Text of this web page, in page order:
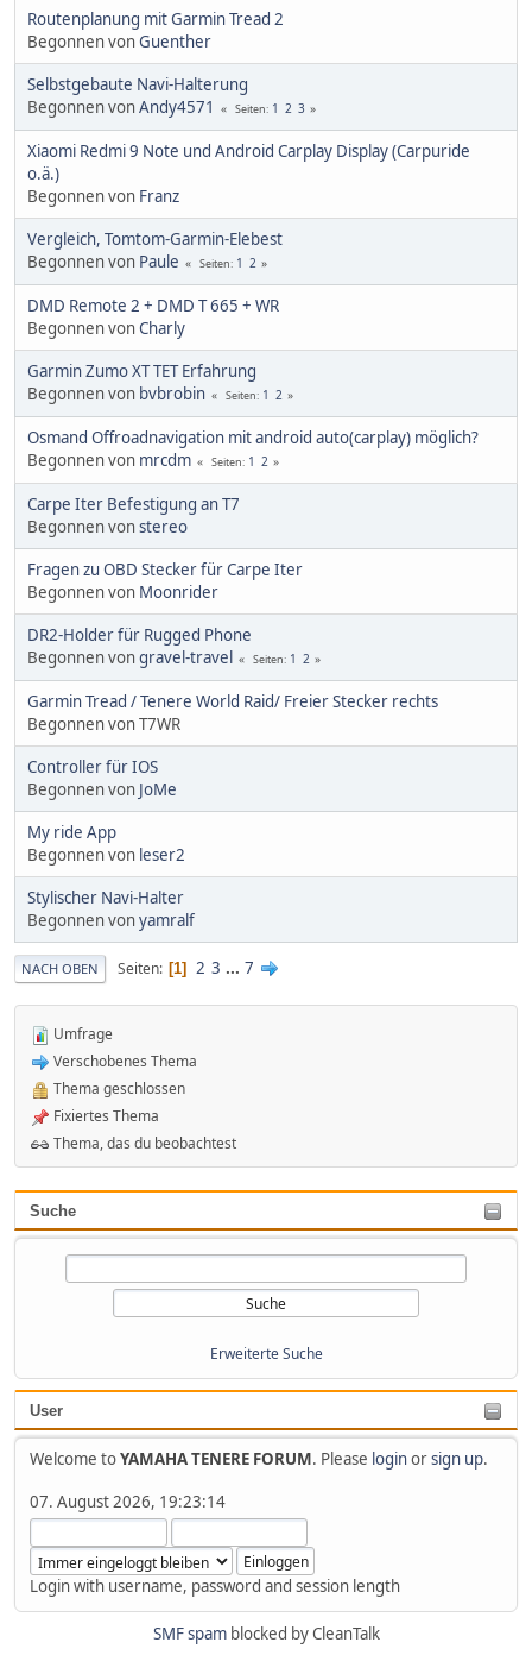
Suche
Erweiterte Suche
User
Welcome toYAMAHA TENERE FORUM. Please loginorsign up.
07. August 2026, 19:23:14
Login with username, password and session length
Routenplanung mit Garmin Tread 2
Begonnen vonGuenther
Selbstgebaute Navi-Halterung
Begonnen vonAndy4571 Seiten 1 2 3
Xiaomi Redmi 9 Note und Android Carplay Display (Carpuride
o.ä.)
Begonnen von Franz
Vergleich, Tomtom-Garmin-Elebest
Begonnen von Paule Seiten 1 2
DMD Remote 2 + DMD T 665 + WR
Begonnen vonCharly
Garmin Zumo XT TET Erfahrung
Begonnen von bvbrobin Seiten 1 2
Osmand Offroadnavigation mit android auto(carplay) möglich?
Begonnen von mrcdm Seiten 1 2
Carpe Iter Befestigung an T7
Begonnen vonstereo
Fragen zu OBD Stecker für Carpe Iter
Begonnen von Moonrider
DR2-Holder für Rugged Phone
Begonnen vongravel-travel Seiten 1 2
Garmin Tread / Tenere World Raid/ Freier Stecker rechts
Begonnen von T7WR
Controller für IOS
Begonnen von JoMe
My ride App
Begonnen von leser2
Stylischer Navi-Halter
Begonnen vonyamralf
NACH OBEN Seiten 1 2 3 ... 7
Umfrage
Verschobenes Thema
Thema geschlossen
Fixiertes Thema
Thema, das du beobachtest
SMF spamblocked by CleanTalk